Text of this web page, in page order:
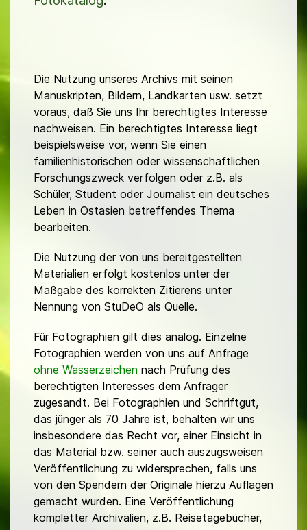
Die Nutzung unseres Archivs mit seinen
Manuskripten, Bildern, Landkarten usw. setzt
voraus, daß Sie uns Ihr berechtigtes Interesse
nachweisen. Ein berechtigtes Interesse liegt
beispielsweise vor, wenn Sie einen
familienhistorischen oder wissenschaftlichen
Forschungszweck verfolgen oder z.B. als
Schüler, Student oder Journalist ein deutsches
Leben in Ostasien betreffendes Thema
bearbeiten.
Die Nutzung der von uns bereitgestellten
Materialien erfolgt kostenlos unter der
Maßgabe des korrekten Zitierens unter
Nennung von StuDeO als Quelle.
Für Fotographien gilt dies analog. Einzelne
Fotographien werden von uns auf Anfrage
ohne Wasserzeichen nach Prüfung des
berechtigten Interesses dem Anfrager
zugesandt. Bei Fotographien und Schriftgut,
das jünger als 70 Jahre ist, behalten wir uns
insbesondere das Recht vor, einer Einsicht in
das Material bzw. seiner auch auszugsweisen
Veröffentlichung zu widersprechen, falls uns
von den Spendern der Originale hierzu Auflagen
gemacht wurden. Eine Veröffentlichung
kompletter Archivalien, z.B. Reisetagebücher,